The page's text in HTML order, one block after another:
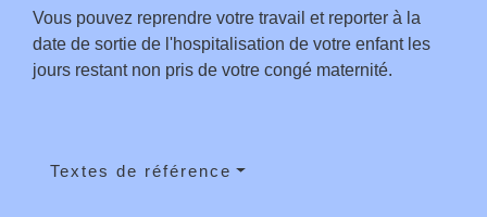
Vous pouvez reprendre votre travail et reporter à la
date de sortie de l'hospitalisation de votre enfant les
jours restant non pris de votre congé maternité.
Textes de référence